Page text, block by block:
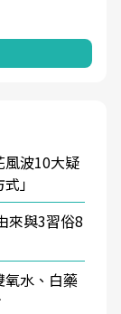
風波10大疑
」
來與3習俗8
氧水、白藥